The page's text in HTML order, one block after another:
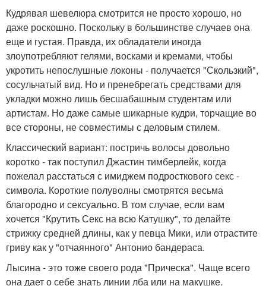
Кудрявая шевелюра смотрится не просто хорошо, но
даже роскошно. Поскольку в большинстве случаев она
еще и густая. Правда, их обладатели иногда
злоупотребляют гелями, восками и кремами, чтобы
укротить непослушные локоны - получается "Скользкий",
сосульчатый вид. Но и пренебрегать средствами для
укладки можно лишь бесшабашным студентам или
артистам. Но даже самые шикарные кудри, торчащие во
все стороны, не совместимы с деловым стилем.
Классический вариант: постричь волосы довольно
коротко - так поступил Джастин тимберлейк, когда
пожелал расстаться с имиджем подросткового секс -
символа. Короткие полуволны смотрятся весьма
благородно и сексуально. В том случае, если вам
хочется "Крутить Секс на всю Катушку", то делайте
стрижку средней длины, как у певца Мики, или отрастите
гриву как у "отчаянного" Антонио бандераса.
Лысина - это тоже своего рода "Прическа". Чаще всего
она дает о себе знать линии лба или на макушке.